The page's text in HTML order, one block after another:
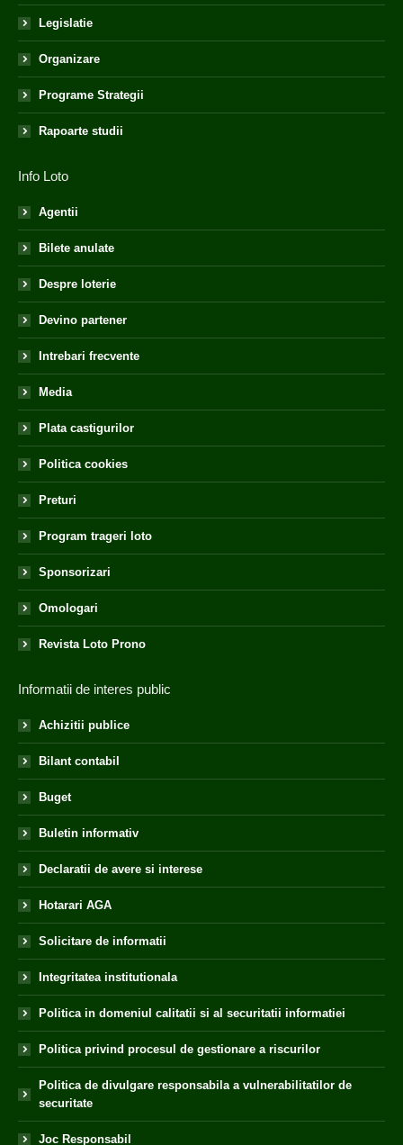
Legislatie
Organizare
Programe Strategii
Rapoarte studii
Info Loto
Agentii
Bilete anulate
Despre loterie
Devino partener
Intrebari frecvente
Media
Plata castigurilor
Politica cookies
Preturi
Program trageri loto
Sponsorizari
Omologari
Revista Loto Prono
Informatii de interes public
Achizitii publice
Bilant contabil
Buget
Buletin informativ
Declaratii de avere si interese
Hotarari AGA
Solicitare de informatii
Integritatea institutionala
Politica in domeniul calitatii si al securitatii informatiei
Politica privind procesul de gestionare a riscurilor
Politica de divulgare responsabila a vulnerabilitatilor de
securitate
Joc Responsabil